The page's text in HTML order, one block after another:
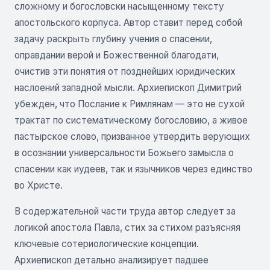
сложному и богословски насыщенному тексту
апостольского корпуса. Автор ставит перед собой
задачу раскрыть глубину учения о спасении,
оправдании верой и Божественной благодати,
очистив эти понятия от позднейших юридических
наслоений западной мысли. Архиепископ Димитрий
убежден, что Послание к Римлянам — это не сухой
трактат по систематическому богословию, а живое
пастырское слово, призванное утвердить верующих
в осознании универсальности Божьего замысла о
спасении как иудеев, так и язычников через единство
во Христе.
В содержательной части труда автор следует за
логикой апостола Павла, стих за стихом разъясняя
ключевые сотериологические концепции.
Архиепископ детально анализирует падшее